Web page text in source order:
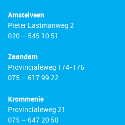
Amstelveen
Pieter Lastmanweg 2
020 – 545 10 51
Zaandam
Provincialeweg 174-176
075 – 617 99 22
Krommenie
Provincialeweg 21
075 – 647 20 50